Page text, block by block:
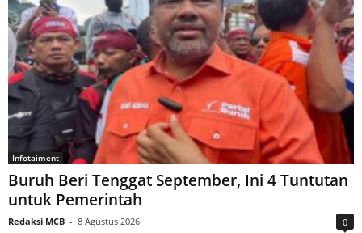
Infotaiment
Buruh Beri Tenggat September, Ini 4 Tuntutan
untuk Pemerintah
Redaksi MCB - 8 Agustus 2026 0